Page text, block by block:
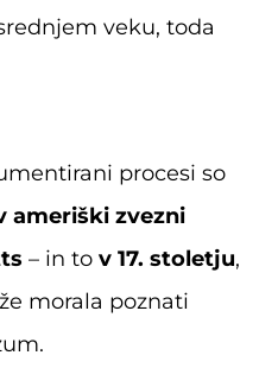
veku, toda
procesi so
ameriški zvezni
– in to v 17. stoletju,
morala poznati